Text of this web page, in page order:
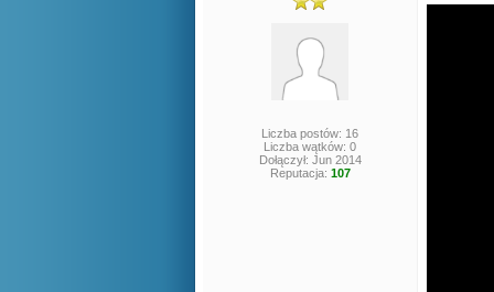
Liczba postów: 16
Liczba wątków: 0
Dołączył: Jun 2014
Reputacja: 107